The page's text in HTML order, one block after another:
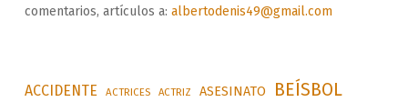
comentarios, artículos a: albertodenis49@gmail.com
ACCIDENTE ACTRICES ACTRIZ ASESINATO BEÍSBOL